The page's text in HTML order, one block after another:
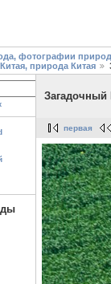
фотографии
природа Китая
Загадочный
первая